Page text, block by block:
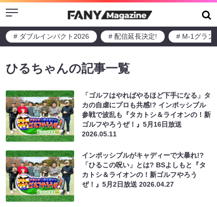
Menu
# ダブルインパクト2026 # 配信延長決定! # M-1グラン
ひるちゃんの記事一覧
「ゴルフはやればやるほど下手になる」タ
カの自虐にプロも共感!? インポッシブル
参戦で波乱も『タカトシ＆ライオンの！新
ゴルフやろうぜ！』5月16日放送
2026.05.11
インポッシブルがキャディーで大暴れ!?
「ひるこの呪い」とは? BSよしもと『タ
カトシ＆ライオンの！新ゴルフやろう
ぜ！』5月2日放送2026.04.27